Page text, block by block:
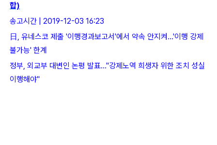
합)
송고시간 | 2019-12-03 16:23
日, 유네스코 제출 '이행경과보고서'에서 약속 안지켜…'이행 강제
불가능' 한계
정부, 외교부 대변인 논평 발표…"강제노역 희생자 위한 조치 성실
이행해야"